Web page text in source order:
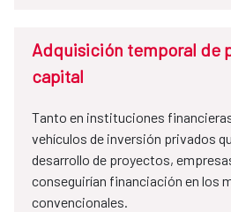
Adquisición temporal de
capital
Tanto en instituciones
vehículos de inversión privados
desarrollo de proyectos,
conseguirían financiación en los
convencionales.